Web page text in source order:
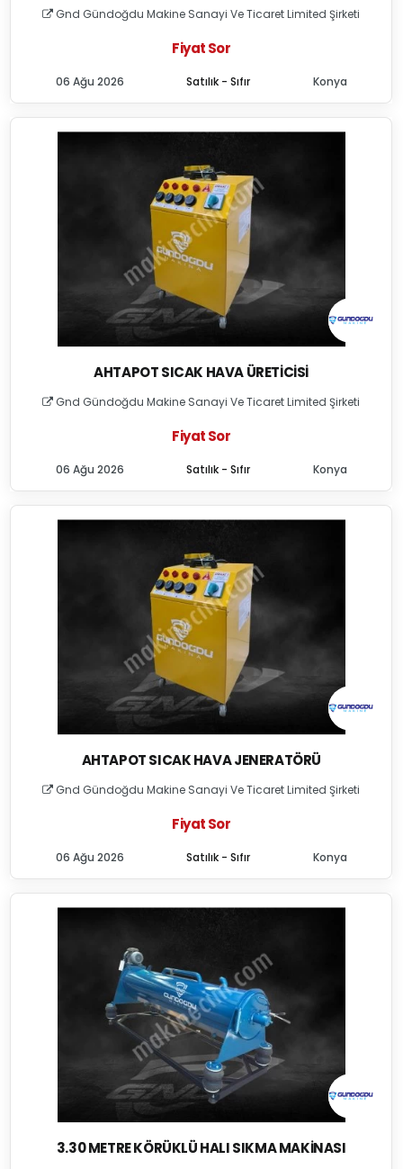
Gnd Gündoğdu Makine Sanayi Ve Ticaret Limited Şirketi
Fiyat Sor
Satılık - Sıfır
06 Ağu 2026 Konya
AHTAPOT SICAK HAVA ÜRETICISI
Gnd Gündoğdu Makine Sanayi Ve Ticaret Limited Şirketi
Fiyat Sor
Satılık - Sıfır
06 Ağu 2026 Konya
AHTAPOT SICAK HAVA JENERATÖRÜ
Gnd Gündoğdu Makine Sanayi Ve Ticaret Limited Şirketi
Fiyat Sor
Satılık - Sıfır
06 Ağu 2026 Konya
3.30 METRE KÖRÜKLÜ HALI SIKMA MAKINASI